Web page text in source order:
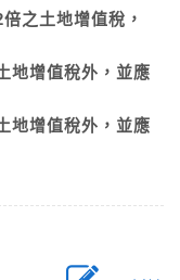
之土地增值稅，
地增值稅外，並應
地增值稅外，並應